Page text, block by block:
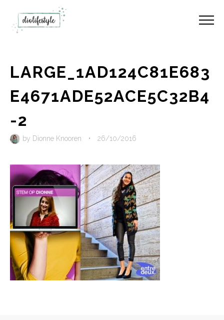
LARGE_1AD124C81E683
E4671ADE52ACE5C32B4
-2
by Dionne Knooren • 26/10/2016